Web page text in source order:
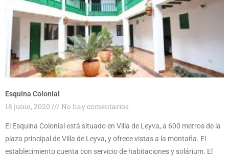
Esquina Colonial
18 junio, 2020 No hay comentarios
El Esquina Colonial está situado en Villa de Leyva, a 600 metros de la
plaza principal de Villa de Leyva, y ofrece vistas a la montaña. El
establecimiento cuenta con servicio de habitaciones y solárium. El